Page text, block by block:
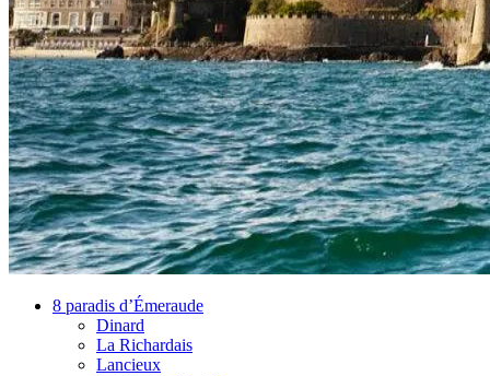
8 paradis d’Émeraude
Dinard
La Richardais
Lancieux